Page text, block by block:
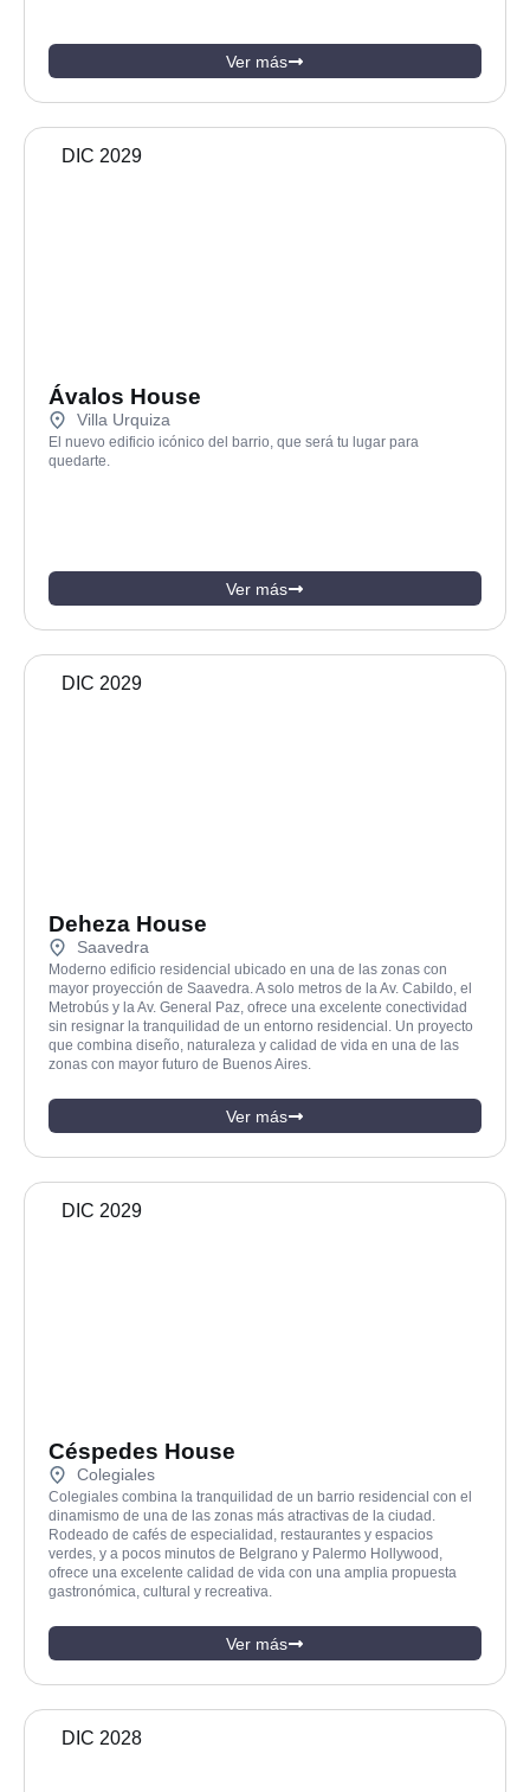
Ver más
DIC 2029
Ávalos House
Villa Urquiza
El nuevo edificio icónico del barrio, que será tu lugar para
quedarte.
Ver más
DIC 2029
Deheza House
Saavedra
Moderno edificio residencial ubicado en una de las zonas con
mayor proyección de Saavedra. A solo metros de la Av. Cabildo, el
Metrobús y la Av. General Paz, ofrece una excelente conectividad
sin resignar la tranquilidad de un entorno residencial. Un proyecto
que combina diseño, naturaleza y calidad de vida en una de las
zonas con mayor futuro de Buenos Aires.
Ver más
DIC 2029
Céspedes House
Colegiales
Colegiales combina la tranquilidad de un barrio residencial con el
dinamismo de una de las zonas más atractivas de la ciudad.
Rodeado de cafés de especialidad, restaurantes y espacios
verdes, y a pocos minutos de Belgrano y Palermo Hollywood,
ofrece una excelente calidad de vida con una amplia propuesta
gastronómica, cultural y recreativa.
Ver más
DIC 2028